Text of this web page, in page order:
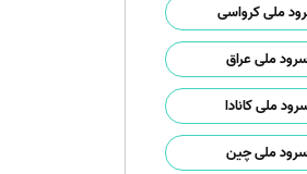
ملی کرواسی
ملی عراق
ملی کانادا
ملی چین